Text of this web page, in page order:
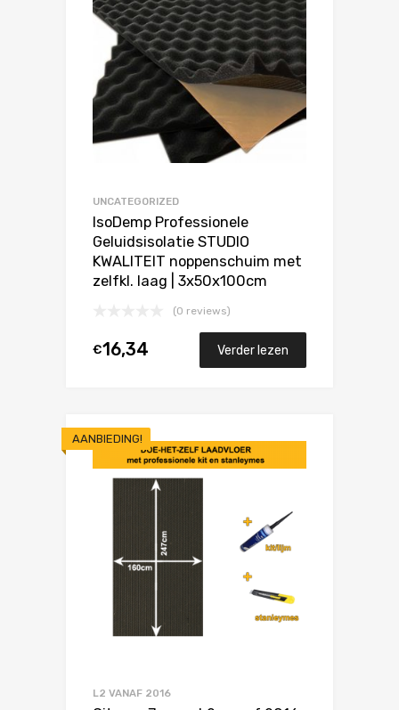
UNCATEGORIZED
IsoDemp Professionele
Geluidsisolatie STUDIO
KWALITEIT noppenschuim met
zelfkl. laag | 3x50x100cm
(0 reviews)
€16,34 Verder lezen
AANBIEDING!
L2 VANAF 2016